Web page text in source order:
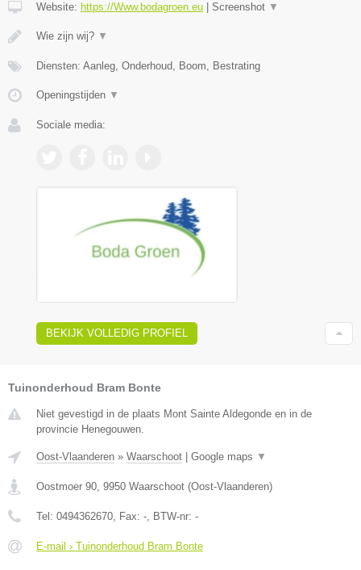
Website: https://Www.bodagroen.eu Screenshot ▼
Wie zijn wij? ▼
Diensten: Aanleg, Onderhoud, Boom, Bestrating
Openingstijden ▼
Sociale media:
BEKIJK VOLLEDIG PROFIEL
Tuinonderhoud Bram Bonte
Niet gevestigd in de plaats Mont Sainte Aldegonde en in de
provincie Henegouwen.
Oost-Vlaanderen » Waarschoot Google maps ▼
Oostmoer 90, 9950 Waarschoot (Oost-Vlaanderen)
Tel: 0494362670, Fax: -, BTW-nr: -
E-mail › Tuinonderhoud Bram Bonte